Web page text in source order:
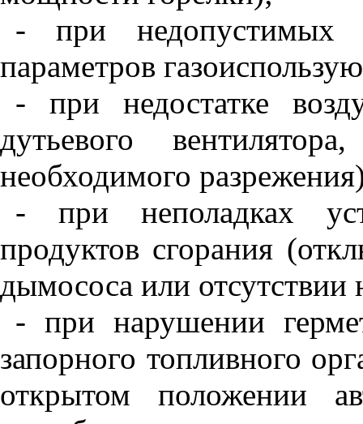
- при недопустимых
параметров
- при недостатке
дутьевого
необходимого
- при неполадках
продуктов сгорания
дымососа или
- при нарушении
запорного топливного
открытом положении